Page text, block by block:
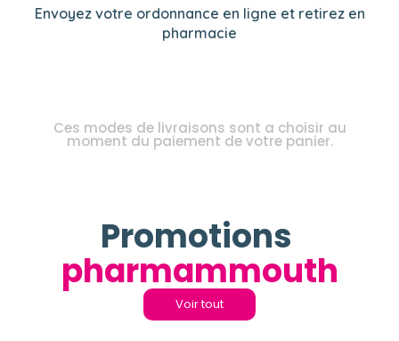
Envoyez votre ordonnance en ligne et retirez en
pharmacie
Ces modes de livraisons sont a choisir au
moment du paiement de votre panier.
Promotions
pharmammouth
Voir tout